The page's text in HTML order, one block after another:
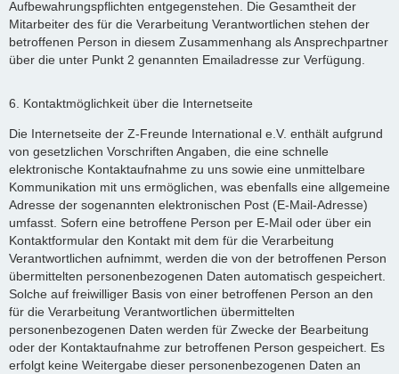
Aufbewahrungspflichten entgegenstehen. Die Gesamtheit der
Mitarbeiter des für die Verarbeitung Verantwortlichen stehen der
betroffenen Person in diesem Zusammenhang als Ansprechpartner
über die unter Punkt 2 genannten Emailadresse zur Verfügung.
6. Kontaktmöglichkeit über die Internetseite
Die Internetseite der Z-Freunde International e.V. enthält aufgrund
von gesetzlichen Vorschriften Angaben, die eine schnelle
elektronische Kontaktaufnahme zu uns sowie eine unmittelbare
Kommunikation mit uns ermöglichen, was ebenfalls eine allgemeine
Adresse der sogenannten elektronischen Post (E-Mail-Adresse)
umfasst. Sofern eine betroffene Person per E-Mail oder über ein
Kontaktformular den Kontakt mit dem für die Verarbeitung
Verantwortlichen aufnimmt, werden die von der betroffenen Person
übermittelten personenbezogenen Daten automatisch gespeichert.
Solche auf freiwilliger Basis von einer betroffenen Person an den
für die Verarbeitung Verantwortlichen übermittelten
personenbezogenen Daten werden für Zwecke der Bearbeitung
oder der Kontaktaufnahme zur betroffenen Person gespeichert. Es
erfolgt keine Weitergabe dieser personenbezogenen Daten an